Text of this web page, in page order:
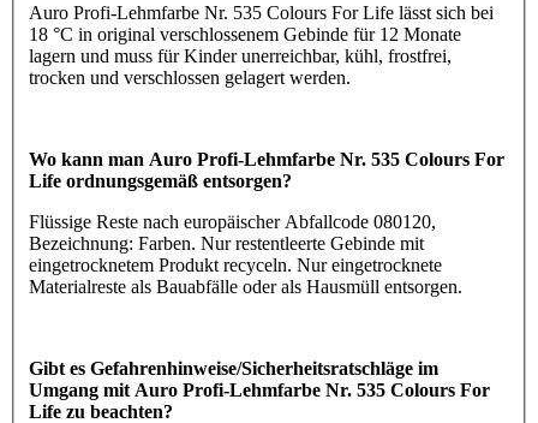
Auro Profi-Lehmfarbe Nr. 535 Colours For Life lässt sich bei
18 °C in original verschlossenem Gebinde für 12 Monate
lagern und muss für Kinder unerreichbar, kühl, frostfrei,
trocken und verschlossen gelagert werden.
Wo kann man Auro Profi-Lehmfarbe Nr. 535 Colours For
Life ordnungsgemäß entsorgen?
Flüssige Reste nach europäischer Abfallcode 080120,
Bezeichnung: Farben. Nur restentleerte Gebinde mit
eingetrocknetem Produkt recyceln. Nur eingetrocknete
Materialreste als Bauabfälle oder als Hausmüll entsorgen.
Gibt es Gefahrenhinweise/Sicherheitsratschläge im
Umgang mit Auro Profi-Lehmfarbe Nr. 535 Colours For
Life zu beachten?